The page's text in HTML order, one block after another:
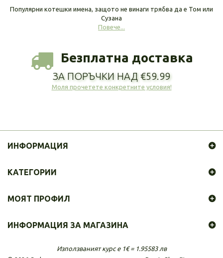
Популярни котешки имена, защото не винаги трябва да е Том или
Сузана
Повече...
Безплатна доставка
ЗА ПОРЪЧКИ НАД €59.99
Моля прочетете конкретните условия!
ИНФОРМАЦИЯ
КАТЕГОРИИ
МОЯТ ПРОФИЛ
ИНФОРМАЦИЯ ЗА МАГАЗИНА
Използваният курс е 1€ = 1.95583 лв